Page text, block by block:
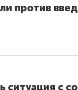
против
ситуация с